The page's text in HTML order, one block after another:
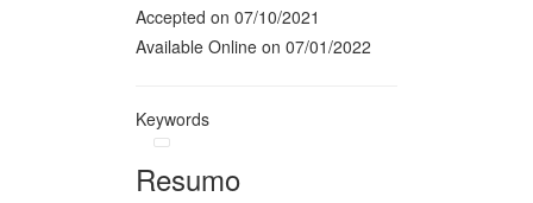
Accepted on 07/10/2021
Available Online on 07/01/2022
Keywords
Resumo